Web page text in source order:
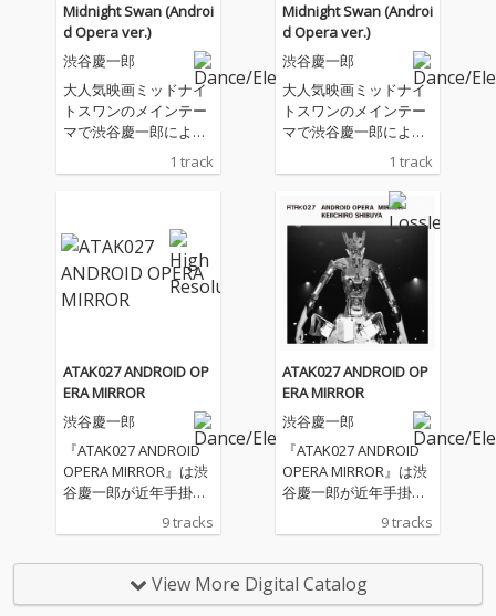
Midnight Swan (Androi
d Opera ver.)
渋谷慶一郎
大人気映画ミッドナイ
トスワンのメインテー
マで渋谷慶一郎による
ピアノソロ楽曲「Midn
ight Swan」のオーケ
ver.。アンドロイドが
GPTで作られた歌詞を
歌い、渋谷慶一郎によ
るピアノ、電子音そし
ナミクスのある楽曲と
なっている。
1 track
Midnight Swan (Androi
d Opera ver.)
渋谷慶一郎
大人気映画ミッドナイ
トスワンのメインテー
マで渋谷慶一郎による
ピアノソロ楽曲「Midn
ight Swan」のオーケ
ストラアレンジによる
アンドロイド・オペラ
ver.。アンドロイドが
GPTで作られた歌詞を
歌い、渋谷慶一郎によ
るピアノ、電子音そし
てオーケストラサウン
ドにより祝祭的でダイ
ナミクスのある楽曲と
なっている。
1 track
ATAK027 ANDROID OP
ERA MIRROR
渋谷慶一郎
『ATAK027 ANDROID
OPERA MIRROR』は渋
谷慶一郎が近年手掛け
てきたアンドロイド・
オペラ初のオーディオ
ド・オペラはアンドロ
イドがテクノロジーの
9 tracks
ATAK027 ANDROID OP
ERA MIRROR
渋谷慶一郎
『ATAK027 ANDROID
OPERA MIRROR』は渋
谷慶一郎が近年手掛け
てきたアンドロイド・
オペラ初のオーディオ
ド・オペラはアンドロ
イドがテクノロジーの
9 tracks
View More Digital Catalog